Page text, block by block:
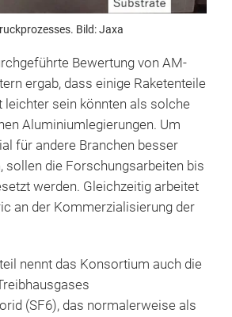
Bild: Jaxa
Bewertung von AM-
ergab, dass einige Raketenteile
leichter sein könnten als solche
Aluminiumlegierungen. Um
für andere Branchen besser
sollen die Forschungsarbeiten bis
werden. Gleichzeitig arbeitet
an der Kommerzialisierung der
nennt das Konsortium auch die
(SF6), das normalerweise als